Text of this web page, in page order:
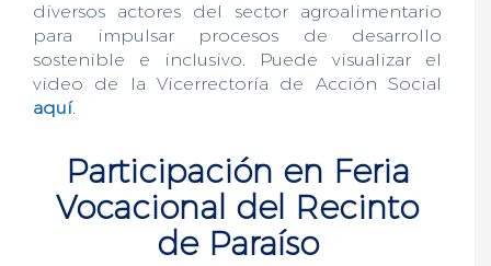
diversos actores del sector agroalimentario
para impulsar procesos de desarrollo
sostenible e inclusivo. Puede visualizar el
video de la Vicerrectoría de Acción Social
aquí.
Participación en Feria
Vocacional del Recinto
de Paraíso